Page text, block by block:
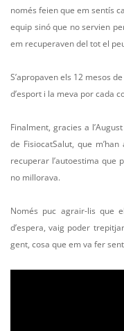
només feien que em sentís
equip sinó que no servien
em recuperaven del tot el
S’apropaven els 12 mesos
d’esport i la meva por cada
Finalment, gracies a
de FisiocatSalut, que
recuperar l’autoestima que
no millorava.
Només puc agrair-lis que
d’espera, vaig poder
gent, cosa que em va fer